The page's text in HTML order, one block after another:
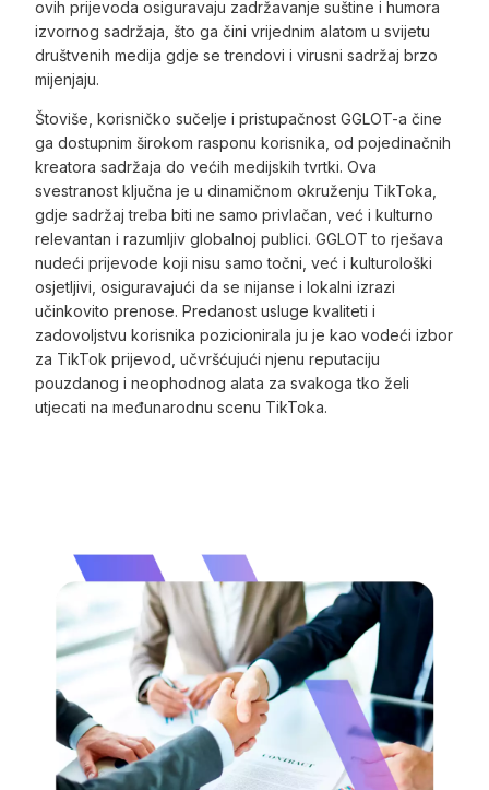
ovih prijevoda osiguravaju zadržavanje suštine i humora
izvornog sadržaja, što ga čini vrijednim alatom u svijetu
društvenih medija gdje se trendovi i virusni sadržaj brzo
mijenjaju.
Štoviše, korisničko sučelje i pristupačnost GGLOT-a čine
ga dostupnim širokom rasponu korisnika, od pojedinačnih
kreatora sadržaja do većih medijskih tvrtki. Ova
svestranost ključna je u dinamičnom okruženju TikToka,
gdje sadržaj treba biti ne samo privlačan, već i kulturno
relevantan i razumljiv globalnoj publici. GGLOT to rješava
nudeći prijevode koji nisu samo točni, već i kulturološki
osjetljivi, osiguravajući da se nijanse i lokalni izrazi
učinkovito prenose. Predanost usluge kvaliteti i
zadovoljstvu korisnika pozicionirala ju je kao vodeći izbor
za TikTok prijevod, učvršćujući njenu reputaciju
pouzdanog i neophodnog alata za svakoga tko želi
utjecati na međunarodnu scenu TikToka.